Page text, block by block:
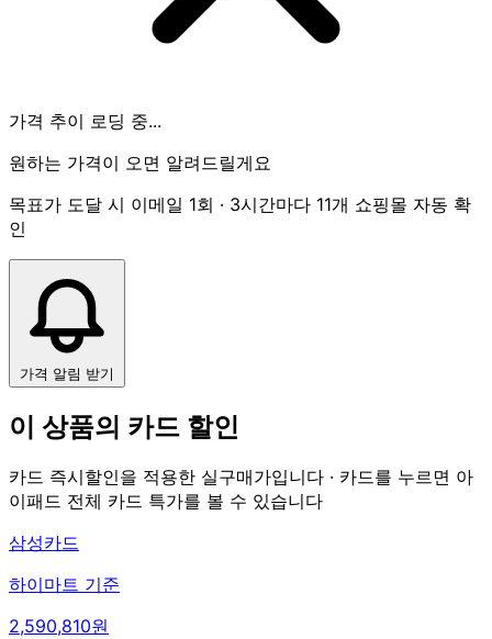
가격 추이 로딩 중...
원하는 가격이 오면 알려드릴게요
목표가 도달 시 이메일 1회 · 3시간마다 11개 쇼핑몰 자동 확
인
가격 알림 받기
이 상품의 카드 할인
카드 즉시할인을 적용한 실구매가입니다 · 카드를 누르면 아
이패드 전체 카드 특가를 볼 수 있습니다
삼성카드
하이마트 기준
2,590,810원